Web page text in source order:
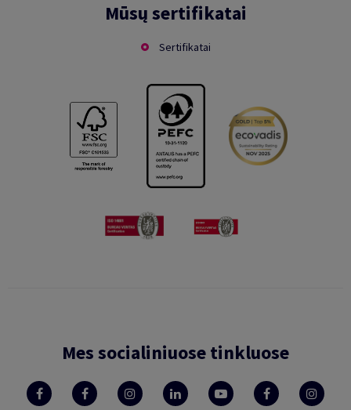
Mūsų sertifikatai
Sertifikatai
Mes socialiniuose tinkluose